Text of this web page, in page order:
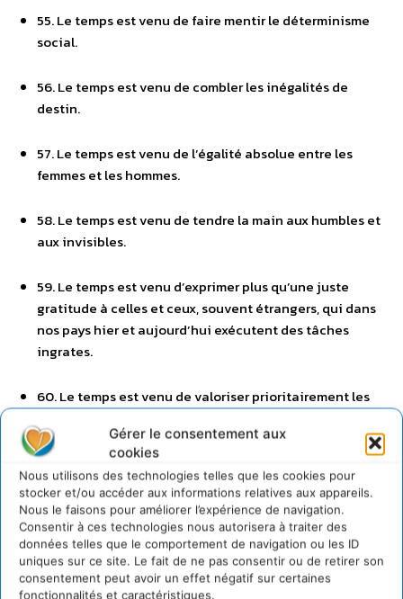
Gérer le consentement aux
cookies
Nous utilisons des technologies telles que les cookies pour
stocker et/ou accéder aux informations relatives aux appareils.
Nous le faisons pour améliorer l’expérience de navigation.
Consentir à ces technologies nous autorisera à traiter des
données telles que le comportement de navigation ou les ID
uniques sur ce site. Le fait de ne pas consentir ou de retirer son
consentement peut avoir un effet négatif sur certaines
fonctionnalités et caractéristiques.
55. Le temps est venu de faire mentir le déterminisme
social.
56. Le temps est venu de combler les inégalités de
destin.
57. Le temps est venu de l’égalité absolue entre les
femmes et les hommes.
58. Le temps est venu de tendre la main aux humbles et
aux invisibles.
59. Le temps est venu d’exprimer plus qu’une juste
gratitude à celles et ceux, souvent étrangers, qui dans
nos pays hier et aujourd’hui exécutent des tâches
ingrates.
60. Le temps est venu de valoriser prioritairement les
61. Le temps est venu du travail qui épanouit.
62. Le temps est venu de l’avènement de l’économie
sociale et solidaire.
63. Le temps est venu d’exonérer les services publics de